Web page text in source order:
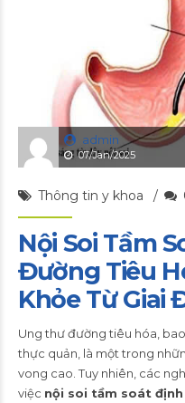
admin
07/Jan/2025
Thông tin y khoa
Nội Soi Tầm
Đường Tiêu
Khỏe Từ Giai
Ung thư đường tiêu hóa,
thực quản, là một trong
vong cao. Tuy nhiên, các
việc nội soi tầm soát